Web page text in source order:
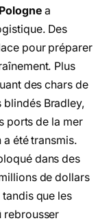
a
Des
pour préparer
Plus
des chars de
blindés Bradley,
ports de la mer
a été transmis.
dans des
de dollars
que les